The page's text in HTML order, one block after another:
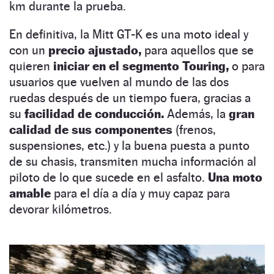
km durante la prueba.
En definitiva, la Mitt GT-K es una moto ideal y
con un precio ajustado, para aquellos que se
quieren iniciar en el segmento Touring, o para
usuarios que vuelven al mundo de las dos
ruedas después de un tiempo fuera, gracias a
su facilidad de conducción. Además, la gran
calidad de sus componentes (frenos,
suspensiones, etc.) y la buena puesta a punto
de su chasis, transmiten mucha información al
piloto de lo que sucede en el asfalto. Una moto
amable para el día a día y muy capaz para
devorar kilómetros.